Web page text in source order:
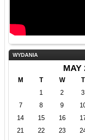
WYDANIA
MAY
M T W T
1 2 3
7
8 9
14
15 16
21
22 23